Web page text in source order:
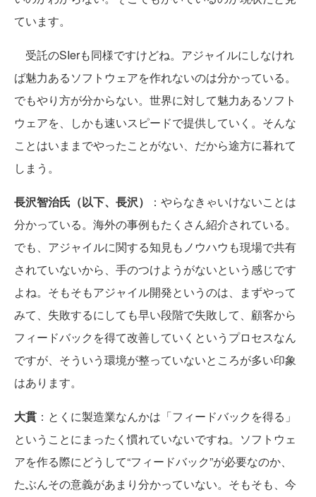
ています。
受託のSIerも同様ですけどね。アジャイルにしなけれ
ば魅力あるソフトウェアを作れないのは分かっている。
でもやり方が分からない。世界に対して魅力あるソフト
ウェアを、しかも速いスピードで提供していく。そんな
ことはいままでやったことがない、だから途方に暮れて
しまう。
長沢智治氏（以下、長沢）
：やらなきゃいけないことは
分かっている。海外の事例もたくさん紹介されている。
でも、アジャイルに関する知見もノウハウも現場で共有
されていないから、手のつけようがないという感じです
よね。そもそもアジャイル開発というのは、まずやって
みて、失敗するにしても早い段階で失敗して、顧客から
フィードバックを得て改善していくというプロセスなん
ですが、そういう環境が整っていないところが多い印象
はあります。
大貫 ：とくに製造業なんかは「フィードバックを得る」
ということにまったく慣れていないですね。ソフトウェ
アを作る際にどうして“フィードバック”が必要なのか、
たぶんその意義があまり分かっていない。そもそも、今